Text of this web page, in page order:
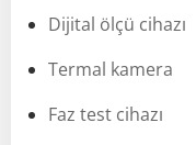
Dijital ölçü cihazı
Termal kamera
Faz test cihazı